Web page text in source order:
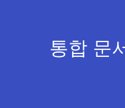
통합 문